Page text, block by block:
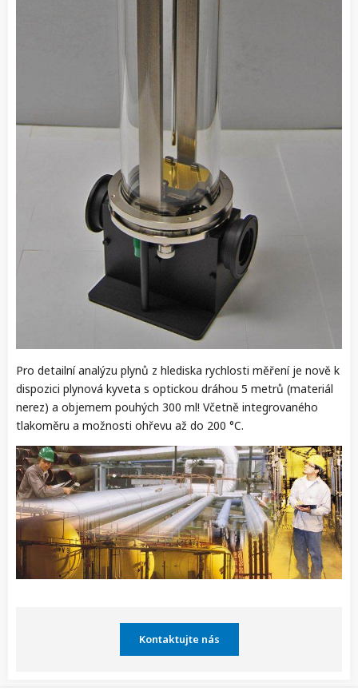
Pro detailní analýzu plynů z hlediska rychlosti měření je nově k
dispozici plynová kyveta s optickou dráhou 5 metrů (materiál
nerez) a objemem pouhých 300 ml! Včetně integrovaného
tlakoměru a možnosti ohřevu až do 200 °C.
Kontaktujte nás